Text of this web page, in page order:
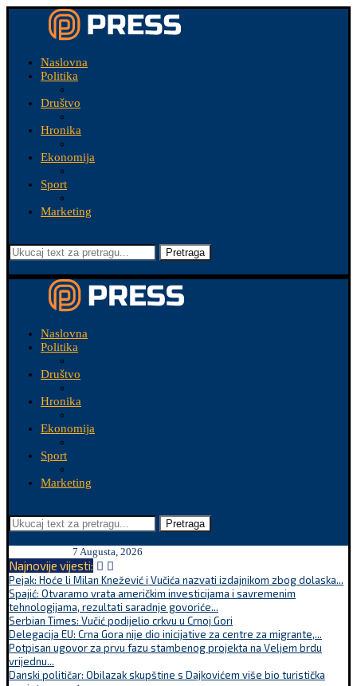
Naslovna
Politika
Društvo
Hronika
Ekonomija
Sport
Marketing
Pretraga
Naslovna
Politika
Društvo
Hronika
Ekonomija
Sport
Marketing
Pretraga
7 Augusta, 2026
Najnovije vijesti:
Pejak: Hoće li Milan Knežević i Vučića nazvati izdajnikom zbog dolaska...
Spajić: Otvaramo vrata američkim investicijama i savremenim
tehnologijama, rezultati saradnje govoriće...
Serbian Times: Vučić podijelio crkvu u Crnoj Gori
Delegacija EU: Crna Gora nije dio inicijative za centre za migrante,...
Potpisan ugovor za prvu fazu stambenog projekta na Veljem brdu
vrijednu...
Danski političar: Obilazak skupštine s Dajkovićem više bio turistička